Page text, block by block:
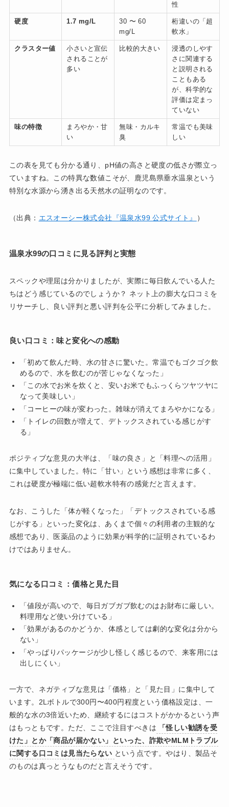
性
硬度 1.7 mg/L
30 〜 60
mg/L
桁違いの「超
軟水」
クラスター値
小さいと宣伝
されることが
多い
比較的大きい
浸透のしやす
さに関連する
と説明される
こともある
が、科学的な
評価は定まっ
ていない
味の特徴
まろやか・甘
い
無味・カルキ
臭
常温でも美味
しい
この表を見ても分かる通り、pH値の高さと硬度の低さが際立っ
ていますね。この特異な数値こそが、鹿児島県垂水温泉という
特別な水源から湧き出る天然水の証明なのです。
（出典： エスオーシー株式会社『温泉水99 公式サイト』 ）
温泉水99の口コミに見る評判と実態
スペックや理屈は分かりましたが、実際に毎日飲んでいる人た
ちはどう感じているのでしょうか？ ネット上の膨大な口コミを
リサーチし、良い評判と悪い評判を公平に分析してみました。
良い口コミ：味と変化への感動
「初めて飲んだ時、水の甘さに驚いた。常温でもゴクゴク飲
めるので、水を飲むのが苦じゃなくなった」
「この水でお米を炊くと、安いお米でもふっくらツヤツヤに
なって美味しい」
「コーヒーの味が変わった。雑味が消えてまろやかになる」
「トイレの回数が増えて、デトックスされている感じがす
る」
ポジティブな意見の大半は、「味の良さ」と「料理への活用」
に集中していました。特に「甘い」という感想は非常に多く、
これは硬度が極端に低い超軟水特有の感覚だと言えます。
なお、こうした「体が軽くなった」「デトックスされている感
じがする」といった変化は、あくまで個々の利用者の主観的な
感想であり、医薬品のように効果が科学的に証明されているわ
けではありません。
気になる口コミ：価格と見た目
「値段が高いので、毎日ガブガブ飲むのはお財布に厳しい。
料理用など使い分けている」
「効果があるのかどうか、体感としては劇的な変化は分から
ない」
「やっぱりパッケージが少し怪しく感じるので、来客用には
出しにくい」
一方で、ネガティブな意見は「価格」と「見た目」に集中して
います。2Lボトルで300円〜400円程度という価格設定は、一
般的な水の3倍近いため、継続するにはコストがかかるという声
はもっともです。ただ、ここで注目すべきは
「怪しい勧誘を受
けた」とか「商品が届かない」といった、詐欺やMLMトラブル
に関する口コミは見当たらない という点です。やはり、製品そ
のものは真っとうなものだと言えそうです。